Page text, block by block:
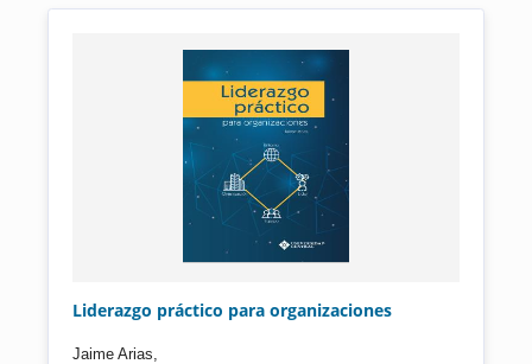
Liderazgo práctico para organizaciones
Jaime Arias,